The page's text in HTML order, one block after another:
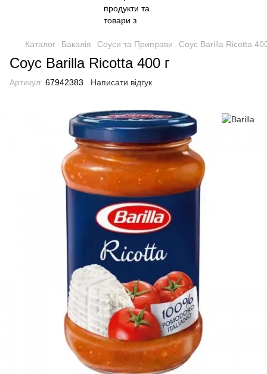
Каталог Бакалія Соуси та Приправи Соус Barilla Ricotta
Соус Barilla Ricotta 400 г
Артикул: 67942383 Написати відгук